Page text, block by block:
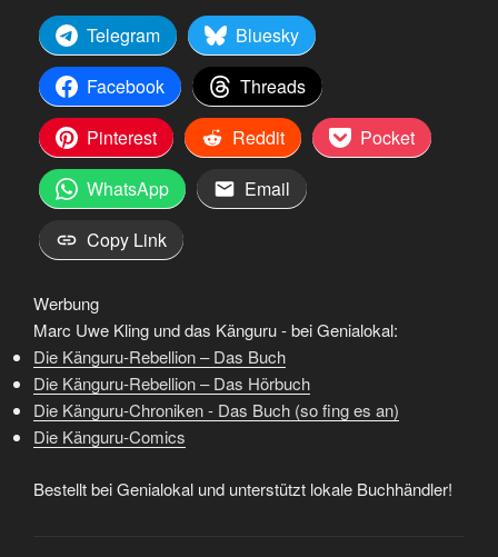
Telegram
Bluesky
Facebook
Threads
Pinterest
Reddit
Pocket
WhatsApp
Email
Copy Link
Werbung
Marc Uwe Kling und das Känguru - bei Genialokal:
Die Känguru-Rebellion – Das Buch
Die Känguru-Rebellion – Das Hörbuch
Die Känguru-Chroniken - Das Buch (so fing es an)
Die Känguru-Comics
Bestellt bei Genialokal und unterstützt lokale Buchhändler!